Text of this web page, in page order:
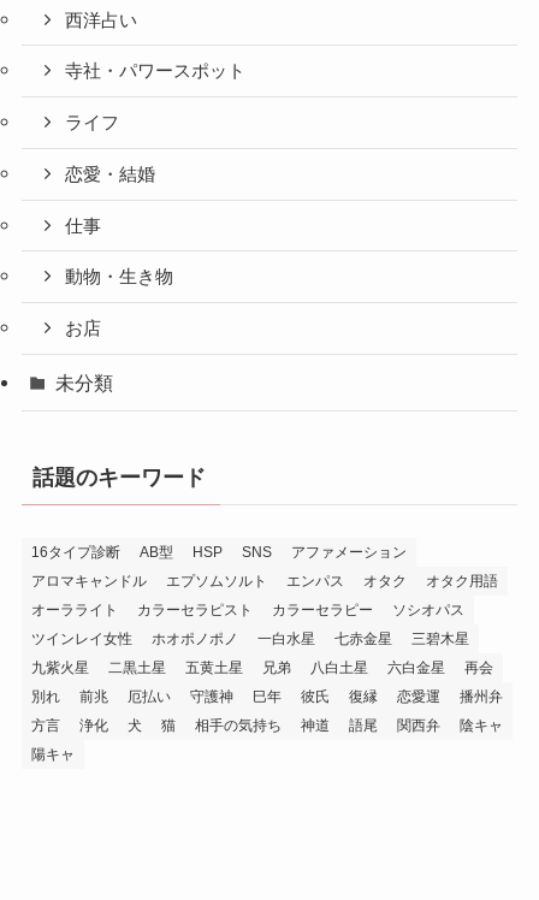
西洋占い
寺社・パワースポット
ライフ
恋愛・結婚
仕事
動物・生き物
お店
未分類
話題のキーワード
16タイプ診断 AB型 HSP SNS
アファメーション
アロマキャンドル
エプソムソルト エンパス オタク
オタク用語
オーラライト
カラーセラピスト カラーセラピー
ソシオパス
ツインレイ女性
ホオポノポノ 一白水星 七赤金星
三碧木星
九紫火星
二黒土星 五黄土星 兄弟 八白土星 六白金星
再会
別れ
前兆 厄払い 守護神 巳年 彼氏 復縁 恋愛運
播州弁
方言
浄化 犬 猫 相手の気持ち 神道 語尾 関西弁
陰キャ
陽キャ